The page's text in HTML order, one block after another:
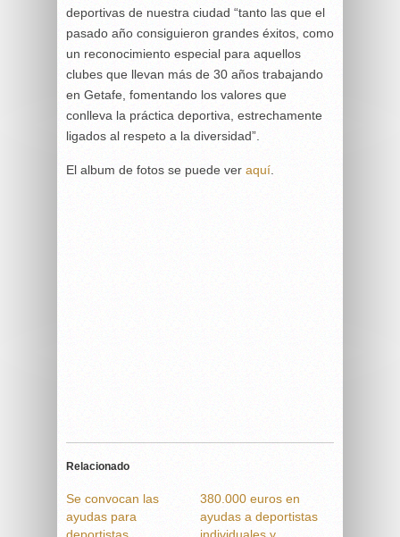
deportivas de nuestra ciudad “tanto las que el
pasado año consiguieron grandes éxitos, como
un reconocimiento especial para aquellos
clubes que llevan más de 30 años trabajando
en Getafe, fomentando los valores que
conlleva la práctica deportiva, estrechamente
ligados al respeto a la diversidad”.
El album de fotos se puede ver aquí
Relacionado
Se convocan las
ayudas para
380.000 euros en
ayudas a deportistas